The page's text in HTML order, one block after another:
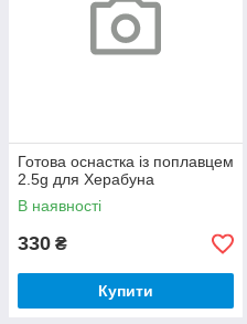
Готова оснастка із поплавцем
2.5g для Херабуна
В наявності
330 ₴
Купити